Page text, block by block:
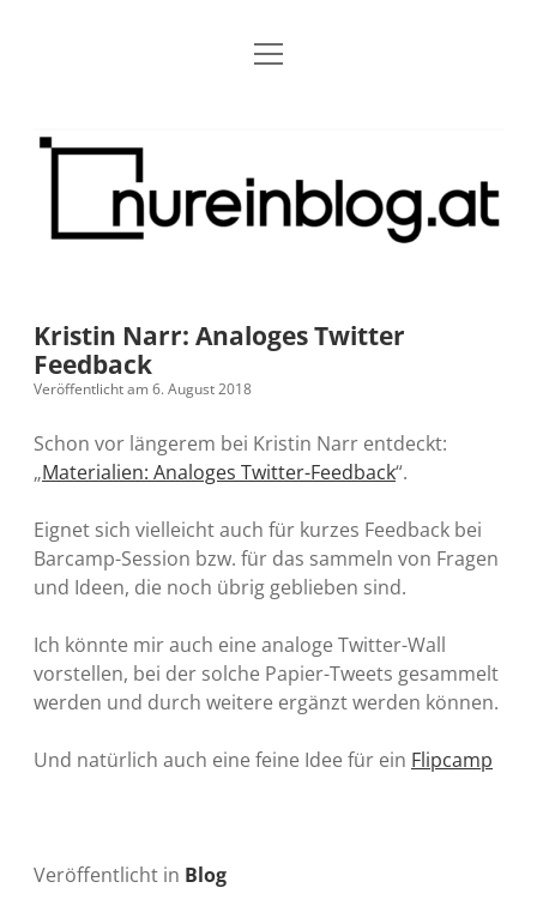
Blog
Archiv
Kontakt
Grundsätze Dropdown-
Kreativitätserklärung
Barrierefreiheit
Meine Fediverse Regeln
öffnen
barcamper.at – Die österreichische Barcamp Liste
Alleinr – Der Ruheraum im Web (externer Link)
S9y InfoCamp – Der Serendpity Podcast (externer
Link)
Impressum
Dropdown-
Datenschutz
Microblog
rss email-mastodon
Menü
Nur
Blog
Kristin Narr: Analoges Twitter
Feedback
Veröffentlicht am 6. August 2018
Schon vor längerem bei Kristin Narr entdeckt:
„Materialien: Analoges Twitter-Feedback“.
Eignet sich vielleicht auch für kurzes Feedback bei
Barcamp-Session bzw. für das sammeln von Fragen
und Ideen, die noch übrig geblieben sind.
Ich könnte mir auch eine analoge Twitter-Wall
vorstellen, bei der solche Papier-Tweets gesammelt
werden und durch weitere ergänzt werden können.
Und natürlich auch eine feine Idee für ein Flipcamp
Veröffentlicht in Blog